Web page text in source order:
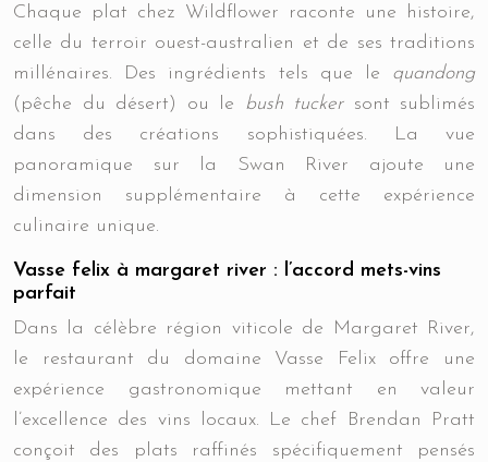
Chaque plat chez Wildflower raconte une histoire,
celle du terroir ouest-australien et de ses traditions
millénaires. Des ingrédients tels que le quandong
(pêche du désert) ou le bush tucker sont sublimés
dans des créations sophistiquées. La vue
panoramique sur la Swan River ajoute une
dimension supplémentaire à cette expérience
culinaire unique.
Vasse felix à margaret river : l’accord mets-vins
parfait
Dans la célèbre région viticole de Margaret River,
le restaurant du domaine Vasse Felix offre une
expérience gastronomique mettant en valeur
l’excellence des vins locaux. Le chef Brendan Pratt
conçoit des plats raffinés spécifiquement pensés